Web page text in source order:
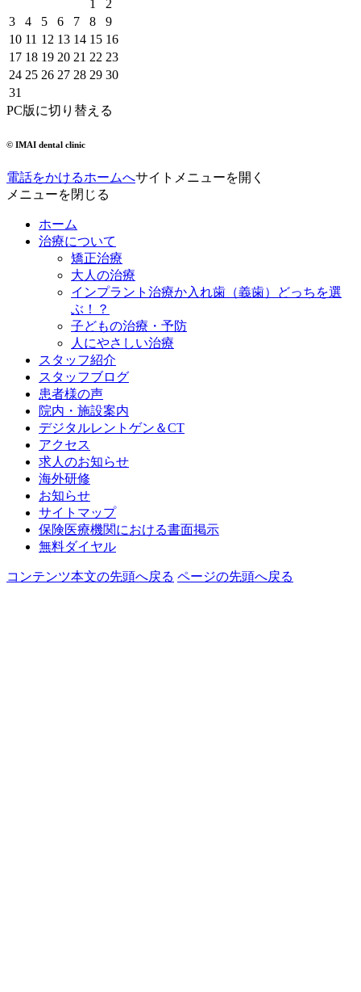
1
2
3
4 5 6 7 8
9
10 11 12 13 14 15 16
17 18 19 20 21 22 23
24 25 26 27 28 29 30
31
PC版に切り替える
© IMAI dental clinic
電話をかけるホームへサイトメニューを開く
メニューを閉じる
ホーム
治療について
矯正治療
大人の治療
インプラント治療か入れ歯（義歯）どっちを選
ぶ！？
子どもの治療・予防
人にやさしい治療
スタッフ紹介
スタッフブログ
患者様の声
院内・施設案内
デジタルレントゲン＆CT
アクセス
求人のお知らせ
海外研修
お知らせ
サイトマップ
保険医療機関における書面掲示
無料ダイヤル
コンテンツ本文の先頭へ戻る ページの先頭へ戻る